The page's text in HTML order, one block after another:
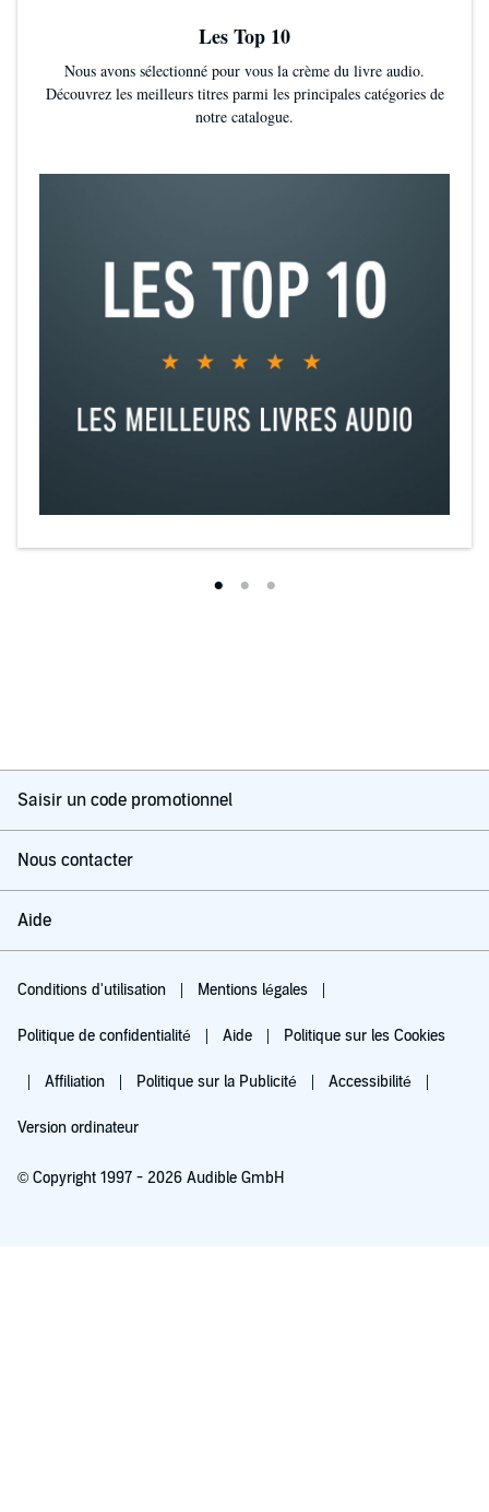
Les Top 10
Nous avons sélectionné pour vous la crème du livre audio.
Découvrez les meilleurs titres parmi les principales catégories de
notre catalogue.
Saisir un code promotionnel
Nous contacter
Aide
Conditions d'utilisation Mentions légales
Politique de confidentialité Aide Politique sur les Cookies
Affiliation Politique sur la Publicité Accessibilité
Version ordinateur
© Copyright 1997 - 2026 Audible GmbH